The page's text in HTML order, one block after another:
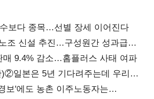
보다 종목…선별 장세 이어진다
조 신설 추진…구성원간 성과급
매 9.4% 감소…홈플러스 사태 여파
일본은 5년 기다려주는데 우리는
으론 부족한 코스닥 구하기
보'에도 농촌 이주노동자는